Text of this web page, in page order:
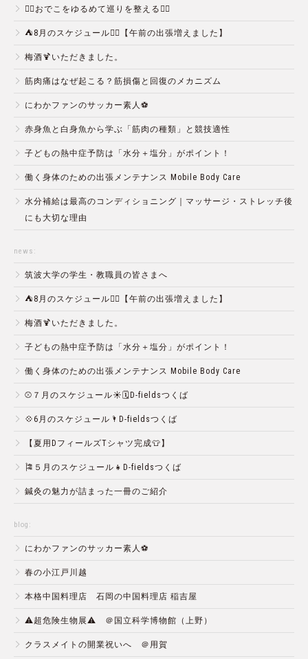
💆‍♀️おでこをゆるめて巡りを整える💆‍♂️
⛺️8月のスケジュール🏄‍♂️【午前の出張増えました】
梅酒🍹いただきました。
筋肉痛はなぜ起こる？筋損傷と回復のメカニズム
にわかファンのサッカー素人⚽️
赤身魚と白身魚から学ぶ「筋肉の種類」と競技適性
子どもの熱中症予防は「水分＋塩分」がポイント！
働く身体のための出張メンテナンス Mobile Body Care
水分補給は最高のコンディショニング｜マッサージ・ストレッチ後
にも大切な理由
news:
筑波大学の学生・教職員の皆さまへ
⛺️8月のスケジュール🏄‍♂️【午前の出張増えました】
梅酒🍹いただきました。
子どもの熱中症予防は「水分＋塩分」がポイント！
働く身体のための出張メンテナンス Mobile Body Care
⚾️７月のスケジュール☀️🗓D-fieldsつくば
💠6月のスケジュール🌂D-fieldsつくば
【夏用DフィールズTシャツ完成👕】
🎏５月のスケジュール👧D-fieldsつくば
鍼灸の魅力が詰まった一冊のご紹介
blog:
にわかファンのサッカー素人⚽️
春の小江戸川越
本格中国料理店 石岡の中国料理店 稲吉屋
⚠️超危険生物展⚠️ ＠国立科学博物館（上野）
クラスメイトの開業祝いへ ＠用賀